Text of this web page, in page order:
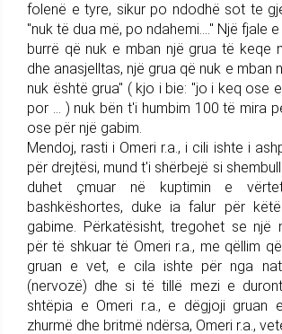
folenë e tyre, sikur po ndodhë sot te
"nuk të dua më, po ndahemi…." Një fjale
burrë që nuk e mban një grua të keqe
dhe anasjelltas, një grua që nuk e mban
nuk është grua" ( kjo i bie: "jo i keq ose
por … ) nuk bën t'i humbim 100 të mira
ose për një gabim.
Mendoj, rasti i Omeri r.a., i cili ishte i
për drejtësi, mund t'i shërbejë si
duhet çmuar në kuptimin e
bashkëshortes, duke ia falur për
gabime. Përkatësisht, tregohet se një
për të shkuar të Omeri r.a., me qëllim
gruan e vet, e cila ishte për nga
(nervozë) dhe si të tillë mezi e
shtëpia e Omeri r.a., e dëgjoji gruan
zhurmë dhe britmë ndërsa, Omeri r.a.,